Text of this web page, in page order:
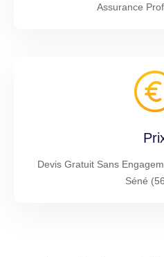
Assurance
Devis Gratuit Sans
Séné